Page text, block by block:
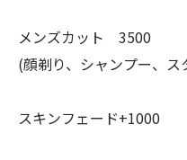
メンズカット 3500
(顔剃り、シャンプー、ス
スキンフェード+1000